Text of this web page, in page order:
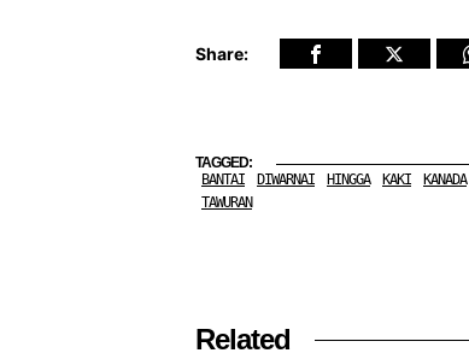
Share:
TAGGED:
BANTAI
DIWARNAI HINGGA KAKI KANADA
TAWURAN
Related